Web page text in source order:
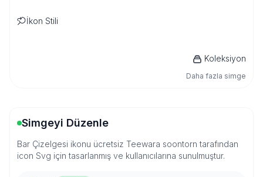
İkon Stili
Koleksiyon
Daha fazla simge
Simgeyi Düzenle
Bar Çizelgesi ikonu ücretsiz Teewara soontorn tarafından
icon Svg için tasarlanmış ve kullanıcılarına sunulmuştur.